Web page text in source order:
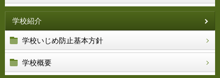
学校紹介
学校いじめ防止基本方針
学校概要